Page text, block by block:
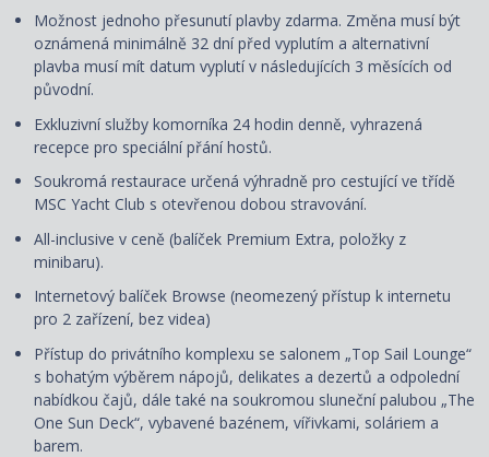
Možnost jednoho přesunutí plavby zdarma. Změna musí být
oznámená minimálně 32 dní před vyplutím a alternativní
plavba musí mít datum vyplutí v následujících 3 měsících od
původní.
Exkluzivní služby komorníka 24 hodin denně, vyhrazená
recepce pro speciální přání hostů.
Soukromá restaurace určená výhradně pro cestující ve třídě
MSC Yacht Club s otevřenou dobou stravování.
All-inclusive v ceně (balíček Premium Extra, položky z
minibaru).
Internetový balíček Browse (neomezený přístup k internetu
pro 2 zařízení, bez videa)
Přístup do privátního komplexu se salonem „Top Sail Lounge“
s bohatým výběrem nápojů, delikates a dezertů a odpolední
nabídkou čajů, dále také na soukromou sluneční palubou „The
One Sun Deck“, vybavené bazénem, vířivkami, soláriem a
barem.